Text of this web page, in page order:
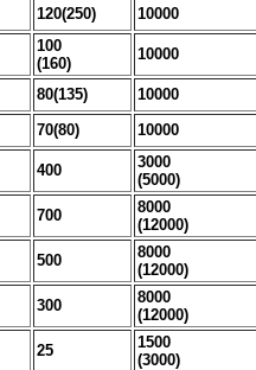
120(250) 10000
100
(160)
10000
80(135) 10000
70(80) 10000
400
3000
(5000)
700
8000
(12000)
500
8000
(12000)
300
8000
(12000)
25
1500
(3000)